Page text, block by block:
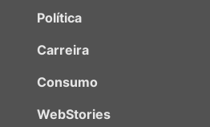
Política
Carreira
Consumo
WebStories